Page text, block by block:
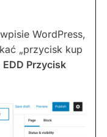
WordPress,
„przycisk kup
EDD Przycisk